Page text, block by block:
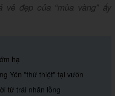
đẹp của “mùa vàng” ấy
hạ
Yên "thứ thiệt" tại vườn
từ trái nhãn lồng